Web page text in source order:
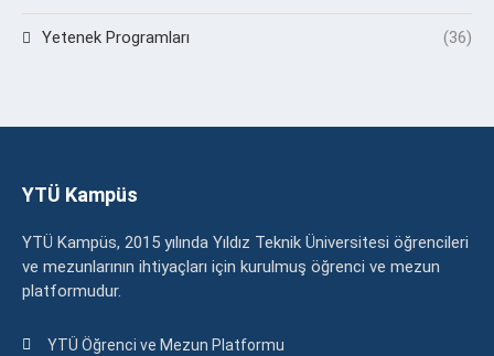
Yetenek Programları (36)
YTÜ Kampüs
YTÜ Kampüs, 2015 yılında Yıldız Teknik Üniversitesi öğrencileri
ve mezunlarının ihtiyaçları için kurulmuş öğrenci ve mezun
platformudur.
YTÜ Öğrenci ve Mezun Platformu